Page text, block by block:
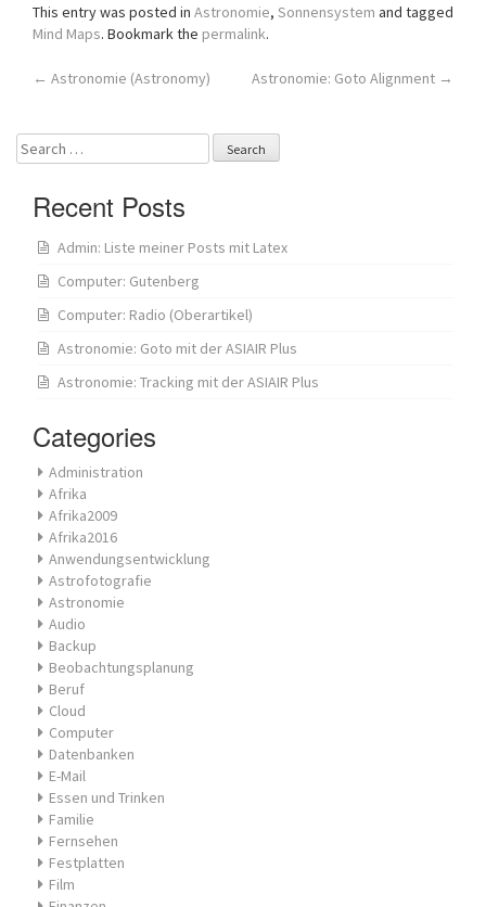
This entry was posted in Astronomie, Sonnensystem and tagged
Mind Maps. Bookmark the permalink.
Post
navigation
← Astronomie (Astronomy) Astronomie: Goto Alignment →
Search
for:
Recent Posts
Admin: Liste meiner Posts mit Latex
Computer: Gutenberg
Computer: Radio (Oberartikel)
Astronomie: Goto mit der ASIAIR Plus
Astronomie: Tracking mit der ASIAIR Plus
Categories
Administration
Afrika
Afrika2009
Afrika2016
Anwendungsentwicklung
Astrofotografie
Astronomie
Audio
Backup
Beobachtungsplanung
Beruf
Cloud
Computer
Datenbanken
E-Mail
Essen und Trinken
Familie
Fernsehen
Festplatten
Film